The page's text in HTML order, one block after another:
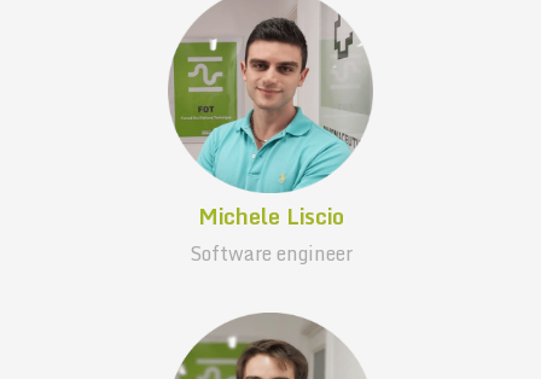
Michele Liscio
Software engineer